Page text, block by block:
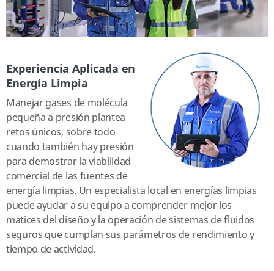
Experiencia Aplicada en
Energía Limpia
Manejar gases de molécula
pequeña a presión plantea
retos únicos, sobre todo
cuando también hay presión
para demostrar la viabilidad
comercial de las fuentes de
energía limpias. Un especialista local en energías limpias
puede ayudar a su equipo a comprender mejor los
matices del diseño y la operación de sistemas de fluidos
seguros que cumplan sus parámetros de rendimiento y
tiempo de actividad.